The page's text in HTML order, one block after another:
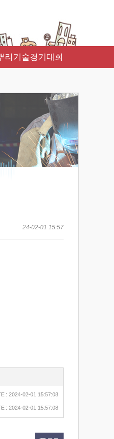
리기술경기대회
24-02-01 15:57
: 2024-02-01 15:57:08
: 2024-02-01 15:57:08